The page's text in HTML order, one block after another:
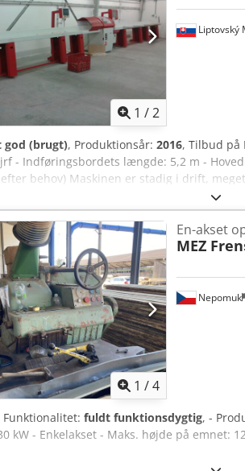
1 /2
Liptovský
god (brugt), Produktionsår: 2016, Tilbud på
- Indføringsbordets længde: 5,2 m -
behov) Maskinen er stadig i drift,
1 /4
Nepomuk
En-akset
MEZ
Funktionalitet: fuldt funktionsdygtig, -
kW - Enkelakset - Maks. højde på emnet: